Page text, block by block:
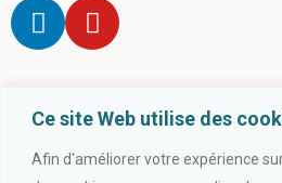
Ce site Web utilise des
Afin d'améliorer votre expérience